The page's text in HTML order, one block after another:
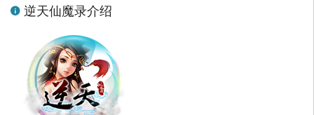
逆天仙魔录介绍